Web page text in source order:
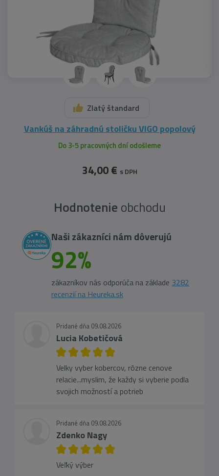
Zlatý štandard
Vankúš na záhradnú stoličku VIGO popolový
Do 3-5 pracovných dní odošleme
34,00 € s DPH
Hodnotenie obchodu
Naši zákazníci nám dôverujú
92%
zákazníkov nás odporúča na základe 3282
recenzií na Heureka.sk
Pridané dňa 09.08.2026
Lucia Kobetičová
Velky vyber kobercov, rôzne cenove
relacie...myslim, že každy si vyberie podla
svojich možností a potrieb
Pridané dňa 09.08.2026
Zdenko Nagy
Veľký výber